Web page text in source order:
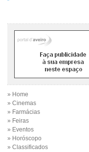
» Home
» Cinemas
» Farmácias
» Feiras
» Eventos
» Horóscopo
» Classificados